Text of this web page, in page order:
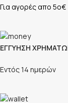
Για αγορές απο 5ο€
ΕΓΓΥΗΣΗ
Εντός 14 ημερών